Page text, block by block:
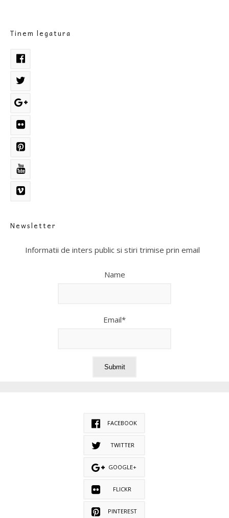
Tinem legatura
Newsletter
Informatii de inters public si stiri trimise prin email
Name
Email*
FACEBOOK
TWITTER
GOOGLE+
FLICKR
PINTEREST